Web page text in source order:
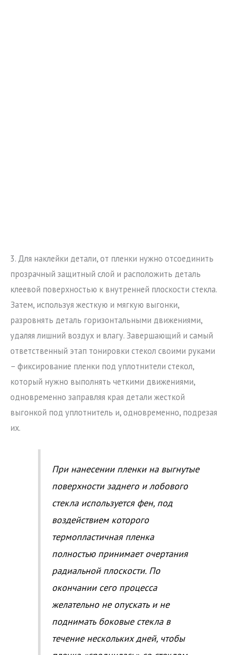
3. Для наклейки детали, от пленки нужно отсоединить
прозрачный защитный слой и расположить деталь
клеевой поверхностью к внутренней плоскости стекла.
Затем, используя жесткую и мягкую выгонки,
разровнять деталь горизонтальными движениями,
удаляя лишний воздух и влагу. Завершающий и самый
ответственный этап тонировки стекол своими руками
– фиксирование пленки под уплотнители стекол,
который нужно выполнять четкими движениями,
одновременно заправляя края детали жесткой
выгонкой под уплотнитель и, одновременно, подрезая
их.
При нанесении пленки на выгнутые
поверхности заднего и лобового
стекла используется фен, под
воздействием которого
термопластичная пленка
полностью принимает очертания
радиальной плоскости. По
окончании сего процесса
желательно не опускать и не
поднимать боковые стекла в
течение нескольких дней, чтобы